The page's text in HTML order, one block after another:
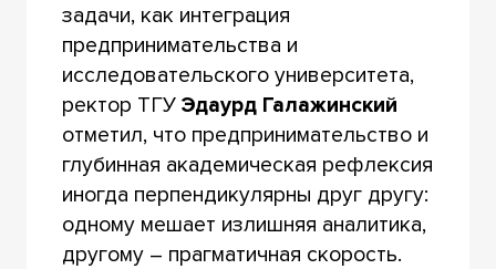
задачи, как интеграция
предпринимательства и
исследовательского университета,
ректор ТГУ Эдаурд Галажинский
отметил, что предпринимательство и
глубинная академическая рефлексия
иногда перпендикулярны друг другу:
одному мешает излишняя аналитика,
другому – прагматичная скорость.